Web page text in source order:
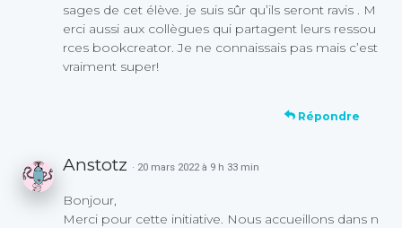
sages de cet élève. je suis sûr qu’ils seront ravis . M
erci aussi aux collègues qui partagent leurs ressou
rces bookcreator. Je ne connaissais pas mais c’est
vraiment super!
Répondre
Anstotz · 20 mars 2022 à 9 h 33 min
Bonjour,
Merci pour cette initiative. Nous accueillons dans n